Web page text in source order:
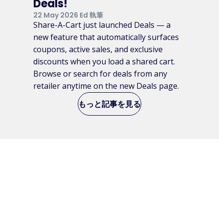
Deals!
22 May 2026 Ed 執筆
Share-A-Cart just launched Deals — a
new feature that automatically surfaces
coupons, active sales, and exclusive
discounts when you load a shared cart.
Browse or search for deals from any
retailer anytime on the new Deals page.
もっと記事を見る